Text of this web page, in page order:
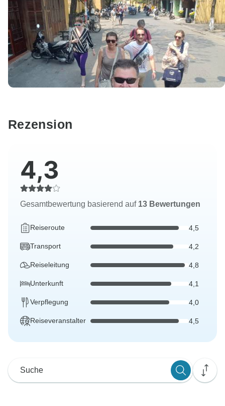
Rezension
4,3
Gesamtbewertung basierend auf 13 Bewertungen
Reiseroute 4,5
Transport 4,2
Reiseleitung 4,8
Unterkunft 4,1
Verpflegung 4,0
Reiseveranstalter 4,5